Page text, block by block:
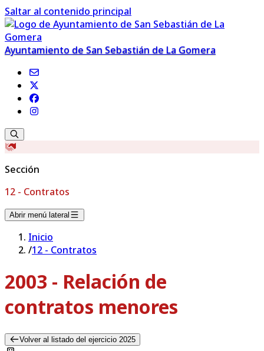
Saltar al contenido principal
Ayuntamiento de San Sebastián de La Gomera
Sección
12 - Contratos
Abrir menú lateral
Inicio
/12 - Contratos
2003 - Relación de
contratos menores
Volver al listado del ejercicio 2025